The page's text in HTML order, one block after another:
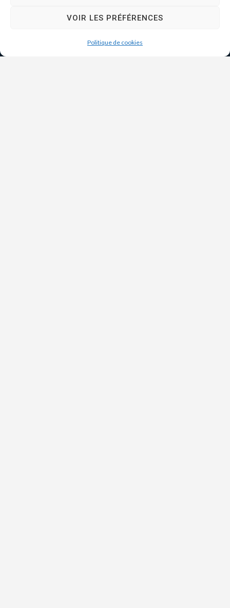
VOIR LES PRÉFÉRENCES
Politique de cookies